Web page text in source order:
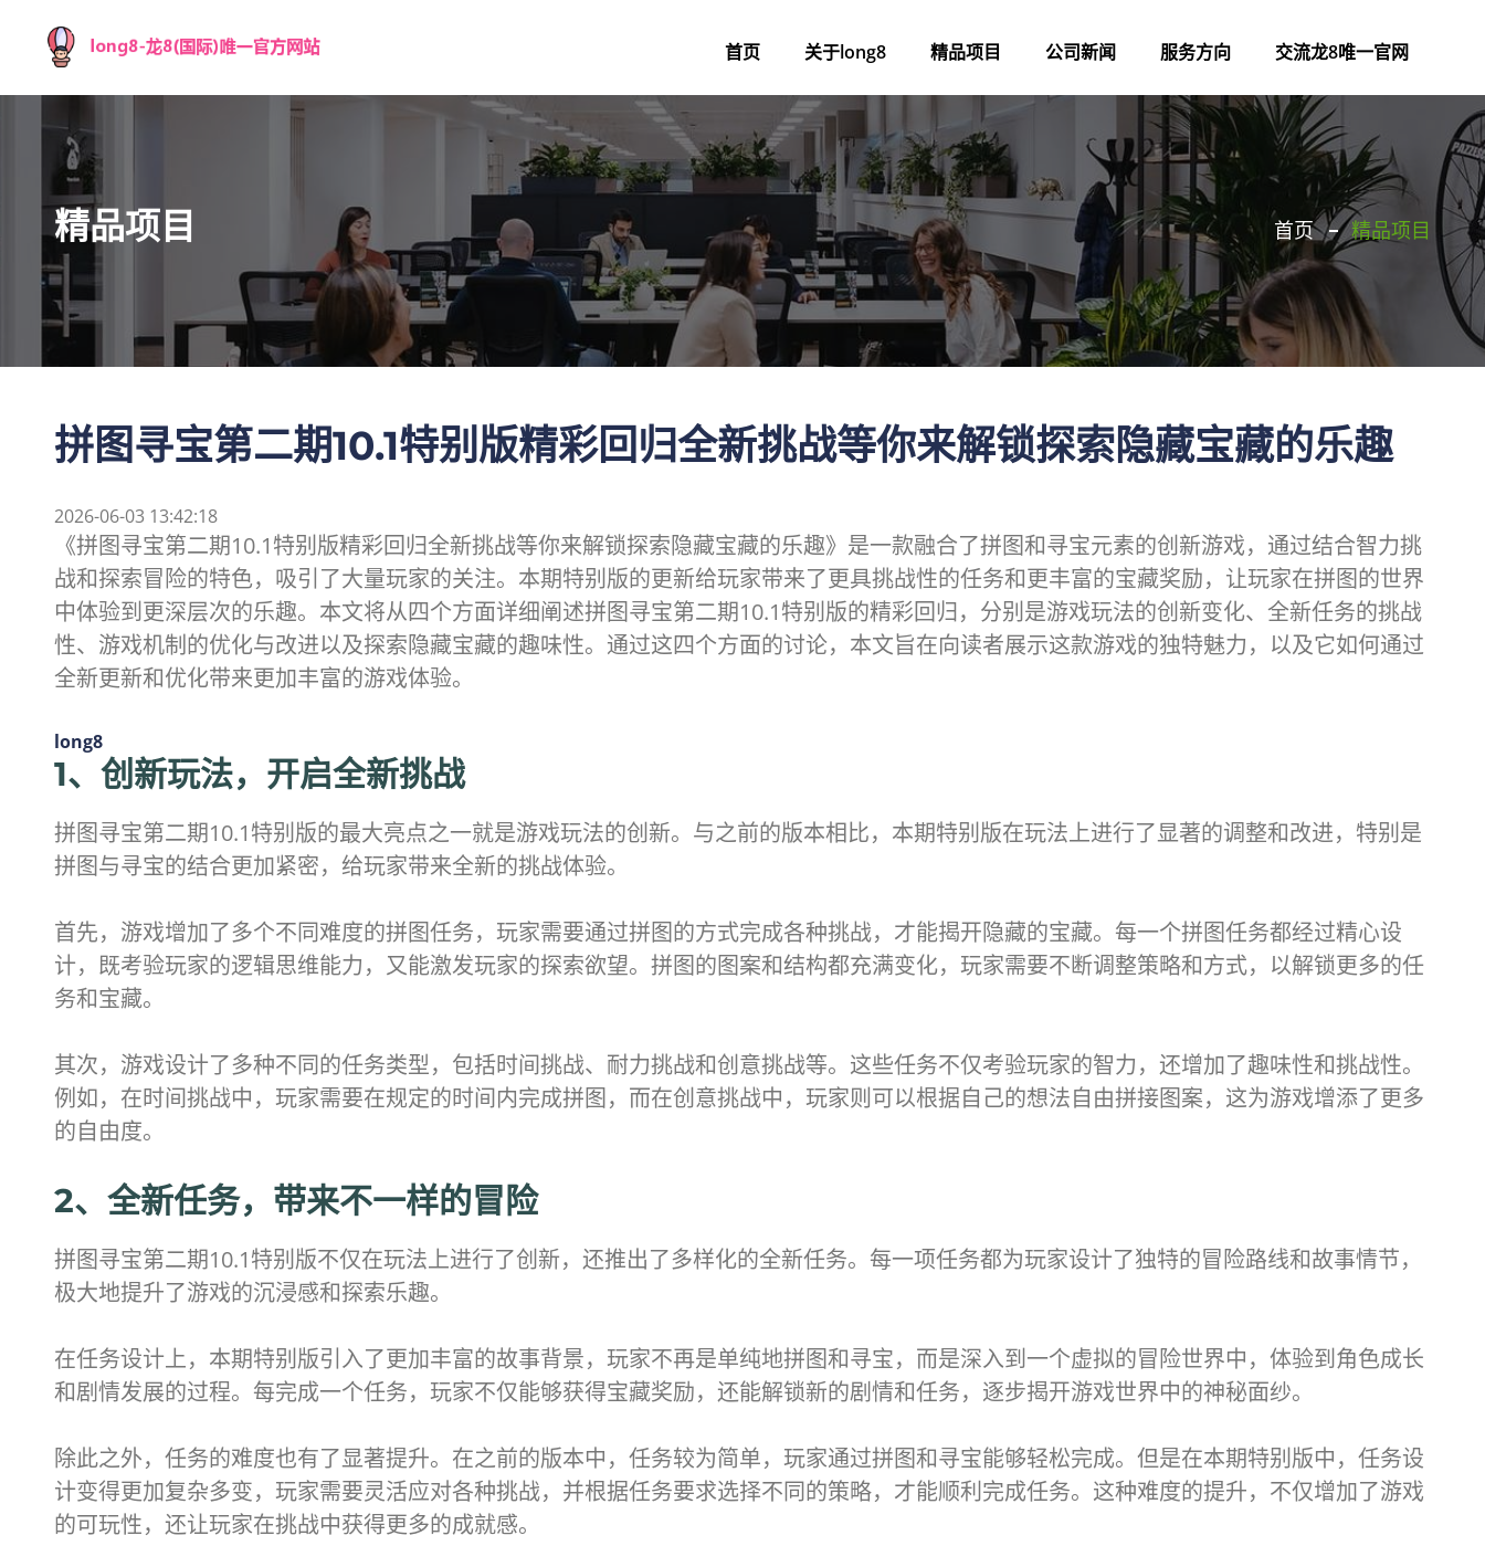
首页 关于long8 精品项目 公司新闻 服务方向 交流龙8唯一官网
精品项目 首页 精品项目
拼图寻宝第二期10.1特别版精彩回归全新挑战等你来解锁探索隐藏宝藏的乐趣
2026-06-03 13:42:18
《拼图寻宝第二期10.1特别版精彩回归全新挑战等你来解锁探索隐藏宝藏的乐趣》是一款融合了拼图和寻宝元素的创新游戏，通过结合智力挑
战和探索冒险的特色，吸引了大量玩家的关注。本期特别版的更新给玩家带来了更具挑战性的任务和更丰富的宝藏奖励，让玩家在拼图的世界
中体验到更深层次的乐趣。本文将从四个方面详细阐述拼图寻宝第二期10.1特别版的精彩回归，分别是游戏玩法的创新变化、全新任务的挑战
性、游戏机制的优化与改进以及探索隐藏宝藏的趣味性。通过这四个方面的讨论，本文旨在向读者展示这款游戏的独特魅力，以及它如何通过
全新更新和优化带来更加丰富的游戏体验。
long8
1、创新玩法，开启全新挑战
拼图寻宝第二期10.1特别版的最大亮点之一就是游戏玩法的创新。与之前的版本相比，本期特别版在玩法上进行了显著的调整和改进，特别是
拼图与寻宝的结合更加紧密，给玩家带来全新的挑战体验。
首先，游戏增加了多个不同难度的拼图任务，玩家需要通过拼图的方式完成各种挑战，才能揭开隐藏的宝藏。每一个拼图任务都经过精心设
计，既考验玩家的逻辑思维能力，又能激发玩家的探索欲望。拼图的图案和结构都充满变化，玩家需要不断调整策略和方式，以解锁更多的任
务和宝藏。
其次，游戏设计了多种不同的任务类型，包括时间挑战、耐力挑战和创意挑战等。这些任务不仅考验玩家的智力，还增加了趣味性和挑战性。
例如，在时间挑战中，玩家需要在规定的时间内完成拼图，而在创意挑战中，玩家则可以根据自己的想法自由拼接图案，这为游戏增添了更多
的自由度。
2、全新任务，带来不一样的冒险
拼图寻宝第二期10.1特别版不仅在玩法上进行了创新，还推出了多样化的全新任务。每一项任务都为玩家设计了独特的冒险路线和故事情节，
极大地提升了游戏的沉浸感和探索乐趣。
在任务设计上，本期特别版引入了更加丰富的故事背景，玩家不再是单纯地拼图和寻宝，而是深入到一个虚拟的冒险世界中，体验到角色成长
和剧情发展的过程。每完成一个任务，玩家不仅能够获得宝藏奖励，还能解锁新的剧情和任务，逐步揭开游戏世界中的神秘面纱。
除此之外，任务的难度也有了显著提升。在之前的版本中，任务较为简单，玩家通过拼图和寻宝能够轻松完成。但是在本期特别版中，任务设
计变得更加复杂多变，玩家需要灵活应对各种挑战，并根据任务要求选择不同的策略，才能顺利完成任务。这种难度的提升，不仅增加了游戏
的可玩性，还让玩家在挑战中获得更多的成就感。